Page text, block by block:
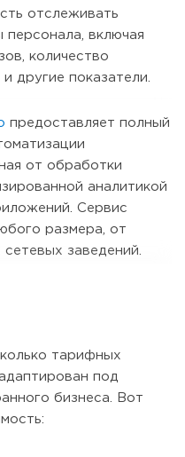
отслеживать
включая
количество
другие показатели.
предоставляет полный
от обработки
аналитикой
Сервис
размера, от
заведений.
тарифных
под
бизнеса. Вот